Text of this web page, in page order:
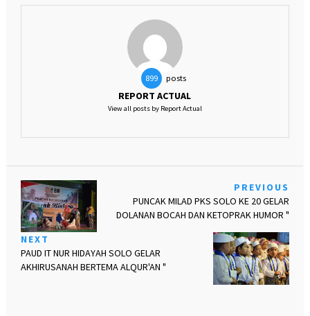
899 posts
REPORT ACTUAL
View all posts by Report Actual
PREVIOUS
PUNCAK MILAD PKS SOLO KE 20 GELAR
DOLANAN BOCAH DAN KETOPRAK HUMOR "
NEXT
PAUD IT NUR HIDAYAH SOLO GELAR
AKHIRUSANAH BERTEMA ALQUR'AN "